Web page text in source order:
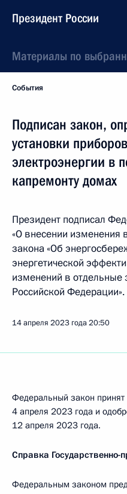
Президент России
Материалы по
События
Подписан закон,
установки
электроэнергии в
капремонту домах
Президент подписал
«О внесении изменения
закона «Об
энергетической
изменений в отдельные
Российской Федерации».
14 апреля 2023 года20:50
Федеральный закон принят
4 апреля 2023 года и
12 апреля 2023 года.
Справка Государственно-
Федеральным законом